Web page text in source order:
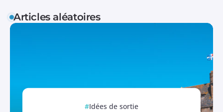
Articles aléatoires
Idées de sortie